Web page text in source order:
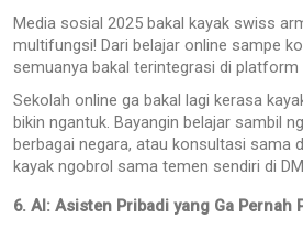
Media sosial 2025 bakal kayak swiss
multifungsi! Dari belajar online sampe
semuanya bakal terintegrasi di platform
Sekolah online ga bakal lagi kerasa
bikin ngantuk. Bayangin belajar sambil
berbagai negara, atau konsultasi sama
kayak ngobrol sama temen sendiri di
6. AI: Asisten Pribadi yang Ga Pernah